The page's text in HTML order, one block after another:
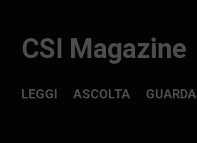
CSI Magazine
ASCOLTA GUARDA
LEGGI